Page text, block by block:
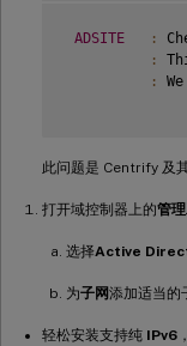
ADSITE :
:
:
此问题是 Centrify 及
打开域控制器上的管
选择Active
为子网添加适当的
轻松安装支持纯 IPv6